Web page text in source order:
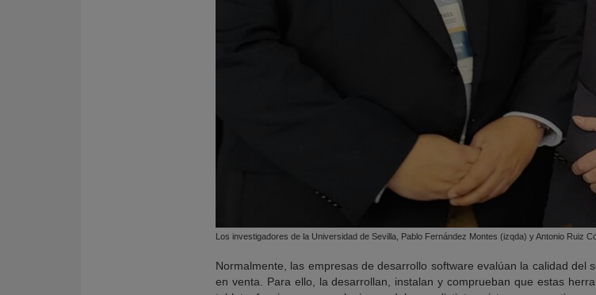
Los investigadores de la Universidad de Sevilla, Pablo Fernández Montes (izqda) y Antonio Ruiz
Normalmente, las empresas de desarrollo software evalúan la calidad del
en venta. Para ello, la desarrollan, instalan y comprueban que estas